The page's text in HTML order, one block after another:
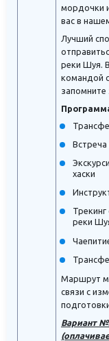
мордочки
вас в
Лучший
реки Шуя.
командой
запомните
Встреча
хаски
реки
Маршрут
связи с
Вариант